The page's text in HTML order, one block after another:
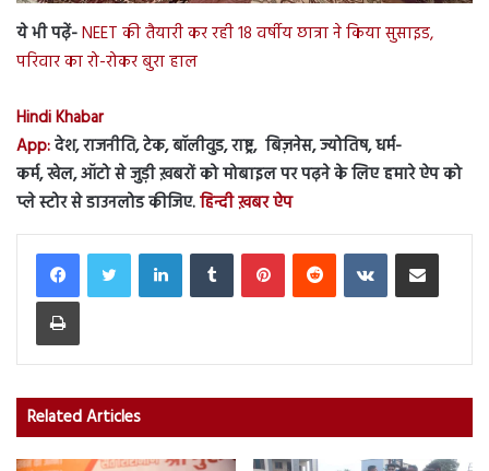
ये भी पढ़ें-NEET की तैयारी कर रही 18 वर्षीय छात्रा ने किया सुसाइड,
परिवार का रो-रोकर बुरा हाल
Hindi Khabar
App:देश, राजनीति, टेक, बॉलीवुड, राष्ट्र, बिज़नेस, ज्योतिष, धर्म-
कर्म, खेल, ऑटो से जुड़ी ख़बरों को मोबाइल पर पढ़ने के लिए हमारे ऐप को
प्ले स्टोर से डाउनलोड कीजिए.हिन्दी ख़बर ऐप
LinkedInTumblr PinterestReddit VKontakteShare via Email
Print
Related Articles